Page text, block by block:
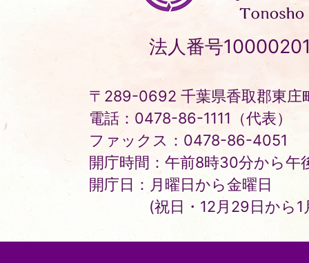
町
Tonosho
Town
法人番号
〒289-0692 千葉県香取郡東庄
電話：0478-86-1111（代表）
ファックス：0478-86-4051
開庁時間：午前8時30分から午
開庁日：月曜日から金曜日
(祝日・12月29日から